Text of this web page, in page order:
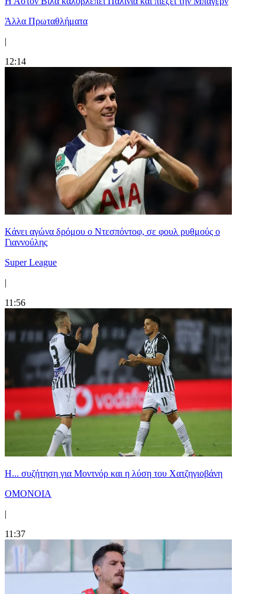
Άλλα Πρωταθλήματα
|
12:14
Kάνει αγώνα δρόμου ο Ντεσπόντοφ, σε φουλ ρυθμούς ο
Γιαννούλης
Super League
|
11:56
Η... συζήτηση για Μοντνόρ και η λύση του Χατζηγιοβάνη
ΟΜΟΝΟΙΑ
|
11:37